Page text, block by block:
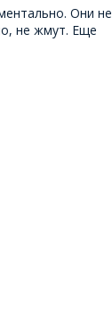
Они не
не жмут. Еще